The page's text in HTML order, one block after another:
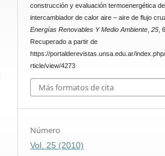
construcción y evaluación termoenergética
intercambiador de calor aire – aire de flujo
Energías Renovables Y Medio Ambiente ,25 ,
Recuperado a partir de
https://portalderevistas.unsa.edu.ar/
rticle/view/4273
Más formatos de cita
Número
Vol. 25 (2010)